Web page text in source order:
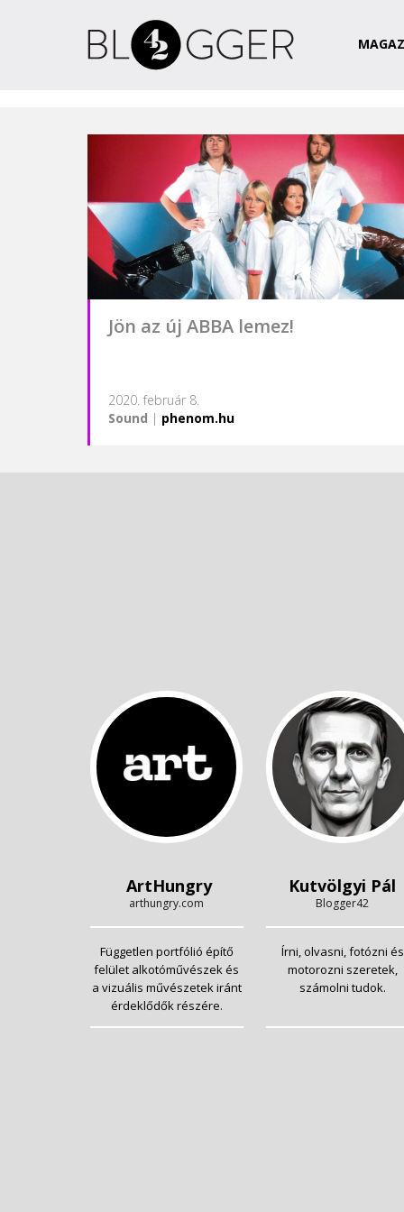
Jön az új ABBA lemez!
2020. február 8.
Sound | phenom.hu
ArtHungry
arthungry.com
Független portfólió építő
felület alkotóművészek és
a vizuális művészetek iránt
érdeklődők részére.
Kutvölgyi Pál
Blogger42
Írni, olvasni, fotózni és
motorozni szeretek,
számolni tudok.